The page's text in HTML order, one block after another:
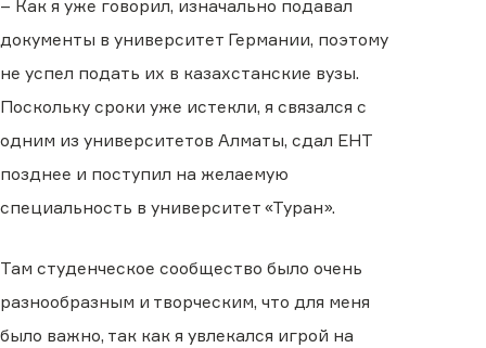
– Как я уже говорил, изначально подавал
документы в университет Германии, поэтому
не успел подать их в казахстанские вузы.
Поскольку сроки уже истекли, я связался с
одним из университетов Алматы, сдал ЕНТ
позднее и поступил на желаемую
специальность в университет «Туран».
Там студенческое сообщество было очень
разнообразным и творческим, что для меня
было важно, так как я увлекался игрой на